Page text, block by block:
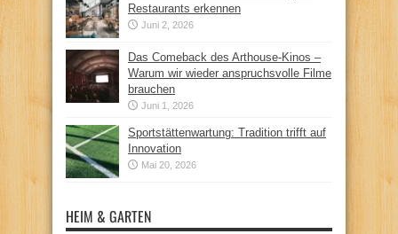
Restaurants erkennen
Juni 2, 2026
Das Comeback des Arthouse-Kinos –
Warum wir wieder anspruchsvolle Filme
brauchen
Juni 1, 2026
Sportstättenwartung: Tradition trifft auf
Innovation
Mai 20, 2026
HEIM & GARTEN